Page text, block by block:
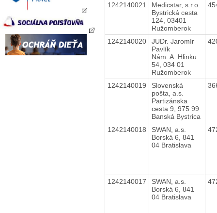
1242140021
Medicstar, s.r.o.
Bystrická cesta
124, 03401
Ružomberok
1242140020
JUDr. Jaromír
Pavlík
Nám. A. Hlinku
54, 034 01
Ružomberok
1242140019
Slovenská
pošta, a.s.
Partizánska
cesta 9, 975 99
Banská Bystrica
1242140018
SWAN, a.s.
Borská 6, 841
04 Bratislava
1242140017
SWAN, a.s.
Borská 6, 841
04 Bratislava